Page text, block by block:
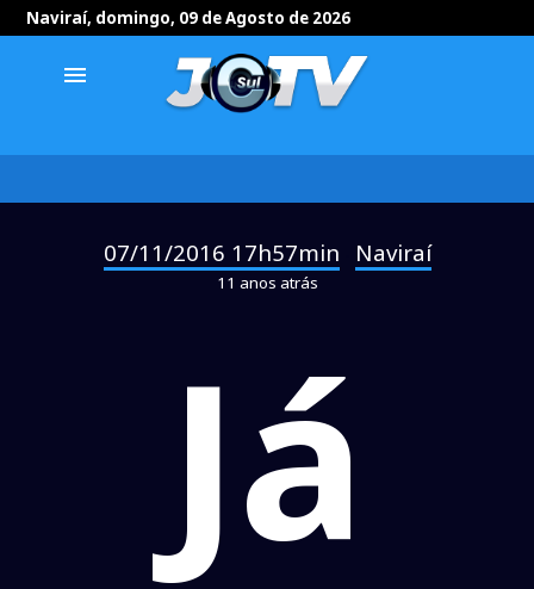
Naviraí, domingo, 09 de Agosto de 2026
menu
07/11/2016 17h57min Naviraí
11 anos atrás
Já